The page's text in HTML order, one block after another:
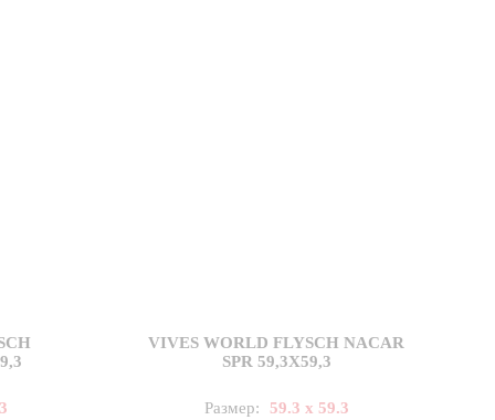
VIVES WORLD FLYSCH NACAR
SPR 59,3X59,3
Размер:
59.3 x 59.3